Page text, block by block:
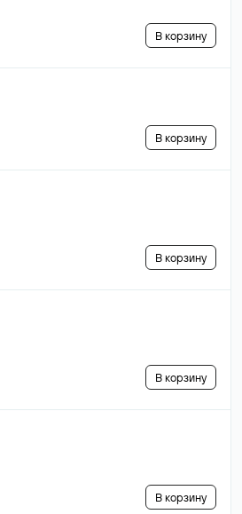
В корзину
В корзину
В корзину
В корзину
В корзину